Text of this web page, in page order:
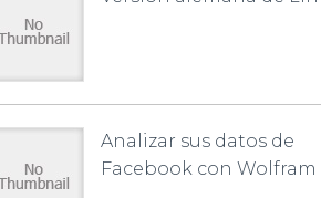
Analizar sus datos de
Facebook con Wolfram